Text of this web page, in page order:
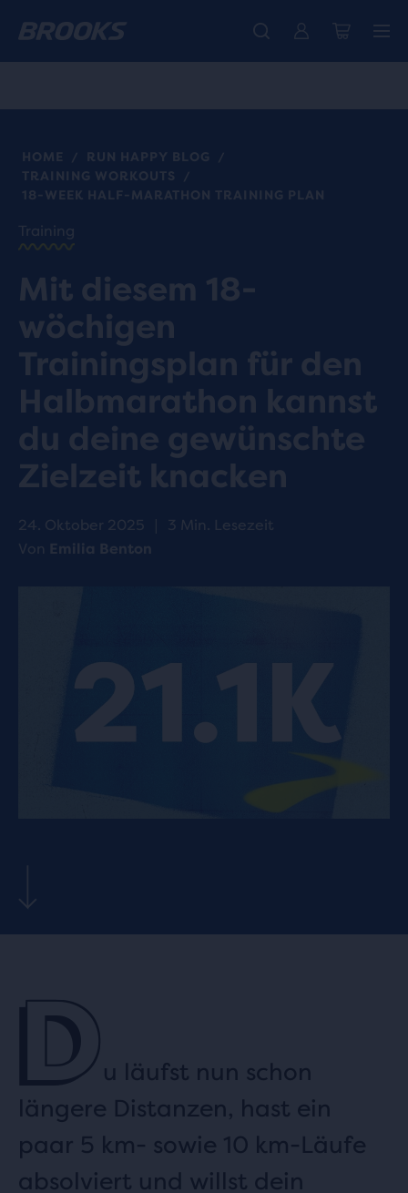
Der brandneue Ghost Amp ist da - Shop Damen Herren
Wir präsentieren die neue Cascadia Kollektion - Jetzt kaufen
Kostenloser Versand für Mitglieder. Join us
HOME / RUN HAPPY BLOG
/
TRAINING WORKOUTS
/
18-WEEK HALF-MARATHON TRAINING PLAN
Training
Mit diesem 18-
wöchigen
Trainingsplan für den
Halbmarathon kannst
du deine gewünschte
Zielzeit knacken
24. Oktober 2025 |
3 Min. Lesezeit
Von Emilia Benton
Du läufst nun schon
längere Distanzen, hast ein
paar 5 km- sowie 10 km-Läufe
absolviert und willst dein